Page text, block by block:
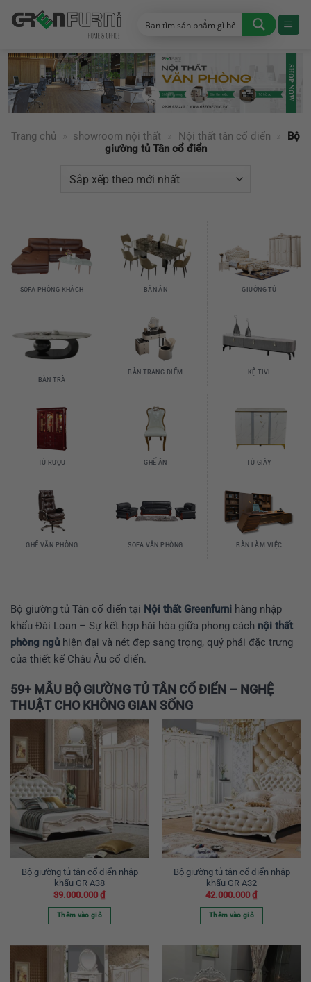
đến
dung
Trang chủ » showroom nội thất » Nội thất tân cổ điển »
Bộ
giường tủ Tân cổ điển
SOFA PHÒNG KHÁCH BÀN ĂN GIƯỜNG TỦ
BÀN TRÀ
BÀN TRANG ĐIỂM KỆ TIVI
TỦ RƯỢU GHẾ ĂN TỦ GIÀY
GHẾ VĂN PHÒNG SOFA VĂN PHÒNG BÀN LÀM VIỆC
Bộ giường tủ Tân cổ điển tại Nội thất Greenfurni hàng nhập
khẩu Đài Loan – Sự kết hợp hài hòa giữa phong cách nội thất
phòng ngủ hiện đại và nét đẹp sang trọng, quý phái đặc trưng
của thiết kế Châu Âu cổ điển.
59+ MẪU BỘ GIƯỜNG TỦ TÂN CỔ ĐIỂN – NGHỆ
THUẬT CHO KHÔNG GIAN SỐNG
Bộ giường tủ tân cổ điển nhập
khẩu GR A38
39.000.000 ₫
Thêm vào giỏ
Bộ giường tủ tân cổ điển nhập
khẩu GR A32
42.000.000 ₫
Thêm vào giỏ